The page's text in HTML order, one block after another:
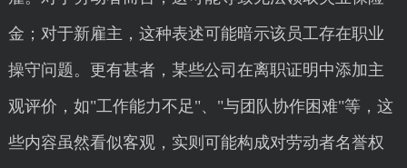
金；对于新雇主，这种表述可能暗示该员工存在职业
操守问题。更有甚者，某些公司在离职证明中添加主
观评价，如"工作能力不足"、"与团队协作困难"等，这
些内容虽然看似客观，实则可能构成对劳动者名誉权